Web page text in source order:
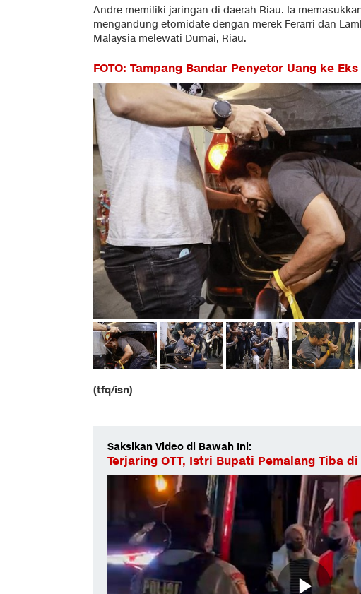
Andre memiliki jaringan di daerah Riau. Ia
mengandung etomidate dengan merek Ferarri dan
Malaysia melewati Dumai, Riau.
FOTO: Tampang Bandar Penyetor Uang ke
(tfq/isn)
Saksikan Video di Bawah Ini:
Terjaring OTT, Istri Bupati Pemalang Tiba di